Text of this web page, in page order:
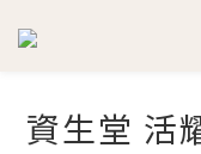
資生堂 活